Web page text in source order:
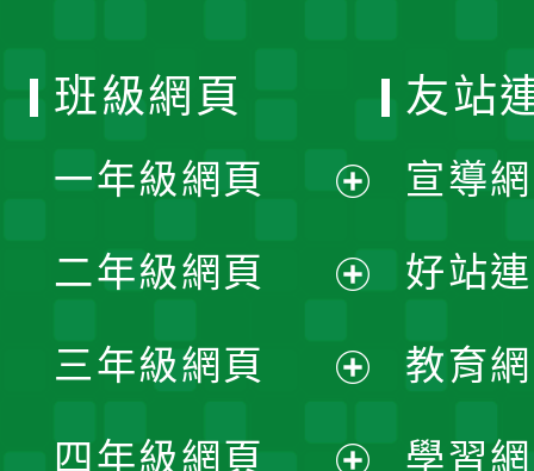
班級網頁
一年級網頁
開
選
單
二年級網頁
開
三年級網頁
四年級網頁
友站
宣導
好站
教育
學習